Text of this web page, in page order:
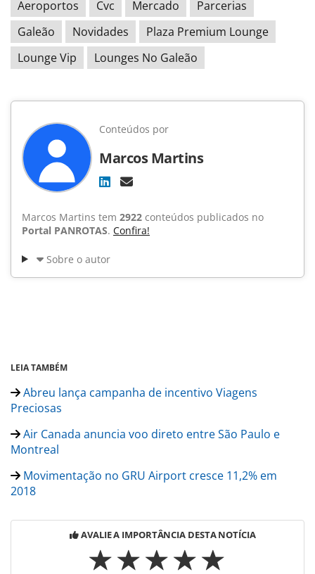
Aeroportos Cvc Mercado
Parcerias
Galeão
Novidades
Plaza Premium Lounge
Lounge Vip
Lounges No Galeão
Conteúdos por
Marcos Martins
Marcos Martins tem 2922 conteúdos publicados no
Portal PANROTAS. Confira!
Sobre o autor
LEIA TAMBÉM
Abreu lança campanha de incentivo Viagens
Preciosas
Air Canada anuncia voo direto entre São Paulo e
Montreal
Movimentação no GRU Airport cresce 11,2% em
2018
AVALIE A IMPORTÂNCIA DESTA NOTÍCIA